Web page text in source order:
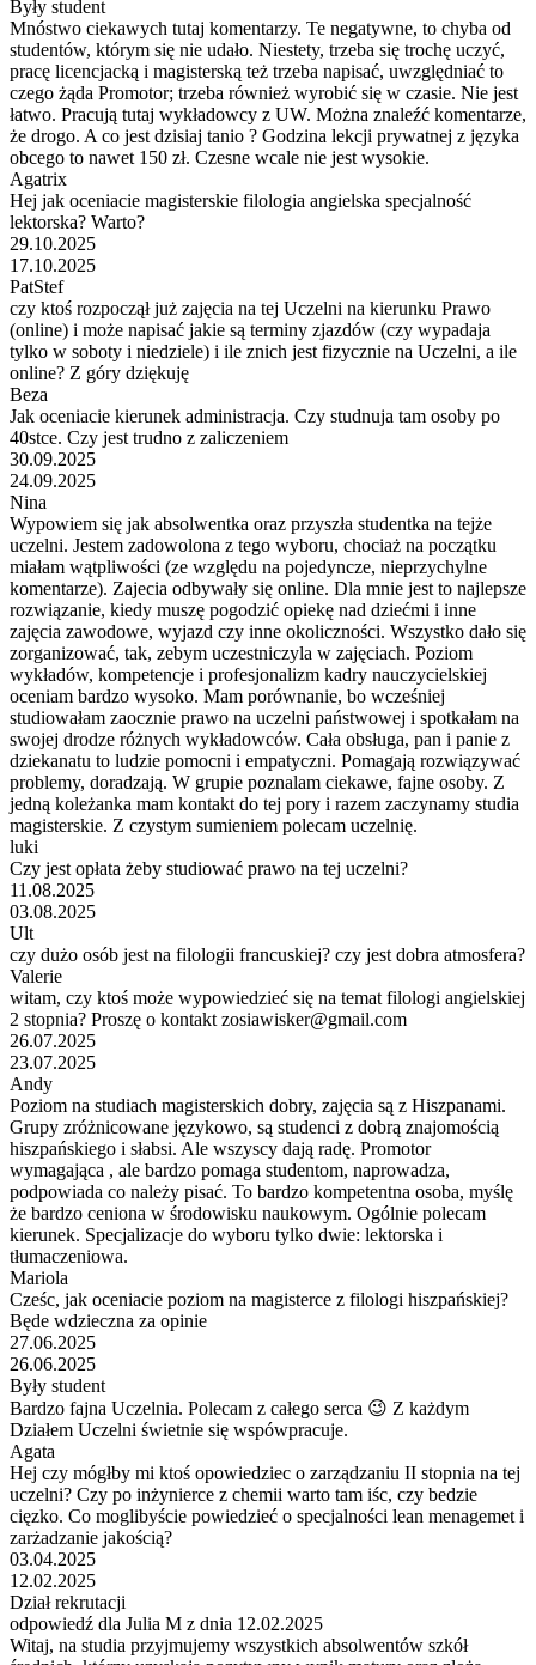
Były student
Mnóstwo ciekawych tutaj komentarzy. Te negatywne, to chyba od
studentów, którym się nie udało. Niestety, trzeba się trochę uczyć,
pracę licencjacką i magisterską też trzeba napisać, uwzględniać to
czego żąda Promotor; trzeba również wyrobić się w czasie. Nie jest
łatwo. Pracują tutaj wykładowcy z UW. Można znaleźć komentarze,
że drogo. A co jest dzisiaj tanio ? Godzina lekcji prywatnej z języka
obcego to nawet 150 zł. Czesne wcale nie jest wysokie.
Agatrix
Hej jak oceniacie magisterskie filologia angielska specjalność
lektorska? Warto?
29.10.2025
17.10.2025
PatStef
czy ktoś rozpoczął już zajęcia na tej Uczelni na kierunku Prawo
(online) i może napisać jakie są terminy zjazdów (czy wypadaja
tylko w soboty i niedziele) i ile znich jest fizycznie na Uczelni, a ile
online? Z góry dziękuję
Beza
Jak oceniacie kierunek administracja. Czy studnuja tam osoby po
40stce. Czy jest trudno z zaliczeniem
30.09.2025
24.09.2025
Nina
Wypowiem się jak absolwentka oraz przyszła studentka na tejże
uczelni. Jestem zadowolona z tego wyboru, chociaż na początku
miałam wątpliwości (ze względu na pojedyncze, nieprzychylne
komentarze). Zajecia odbywały się online. Dla mnie jest to najlepsze
rozwiązanie, kiedy muszę pogodzić opiekę nad dziećmi i inne
zajęcia zawodowe, wyjazd czy inne okoliczności. Wszystko dało się
zorganizować, tak, zebym uczestniczyla w zajęciach. Poziom
wykładów, kompetencje i profesjonalizm kadry nauczycielskiej
oceniam bardzo wysoko. Mam porównanie, bo wcześniej
studiowałam zaocznie prawo na uczelni państwowej i spotkałam na
swojej drodze różnych wykładowców. Cała obsługa, pan i panie z
dziekanatu to ludzie pomocni i empatyczni. Pomagają rozwiązywać
problemy, doradzają. W grupie poznalam ciekawe, fajne osoby. Z
jedną koleżanka mam kontakt do tej pory i razem zaczynamy studia
magisterskie. Z czystym sumieniem polecam uczelnię.
luki
Czy jest opłata żeby studiować prawo na tej uczelni?
11.08.2025
03.08.2025
Ult
czy dużo osób jest na filologii francuskiej? czy jest dobra atmosfera?
Valerie
witam, czy ktoś może wypowiedzieć się na temat filologi angielskiej
2 stopnia? Proszę o kontakt zosiawisker@gmail.com
26.07.2025
23.07.2025
Andy
Poziom na studiach magisterskich dobry, zajęcia są z Hiszpanami.
Grupy zróżnicowane językowo, są studenci z dobrą znajomością
hiszpańskiego i słabsi. Ale wszyscy dają radę. Promotor
wymagająca , ale bardzo pomaga studentom, naprowadza,
podpowiada co należy pisać. To bardzo kompetentna osoba, myślę
że bardzo ceniona w środowisku naukowym. Ogólnie polecam
kierunek. Specjalizacje do wyboru tylko dwie: lektorska i
tłumaczeniowa.
Mariola
Cześc, jak oceniacie poziom na magisterce z filologi hiszpańskiej?
Będe wdzieczna za opinie
27.06.2025
26.06.2025
Były student
Bardzo fajna Uczelnia. Polecam z całego serca 😉 Z każdym
Działem Uczelni świetnie się wspówpracuje.
Agata
Hej czy mógłby mi ktoś opowiedziec o zarządzaniu II stopnia na tej
uczelni? Czy po inżynierce z chemii warto tam iśc, czy bedzie
cięzko. Co moglibyście powiedzieć o specjalności lean menagemet i
zarżadzanie jakością?
03.04.2025
12.02.2025
Dział rekrutacji
odpowiedź dla Julia M z dnia 12.02.2025
Witaj, na studia przyjmujemy wszystkich absolwentów szkół